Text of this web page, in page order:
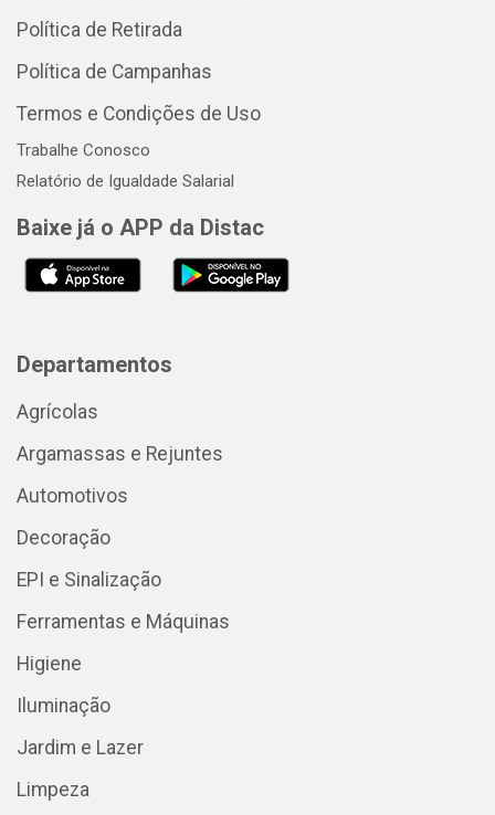
Política de Retirada
Política de Campanhas
Termos e Condições de Uso
Trabalhe Conosco
Relatório de Igualdade Salarial
Baixe já o APP da Distac
Departamentos
Agrícolas
Argamassas e Rejuntes
Automotivos
Decoração
EPI e Sinalização
Ferramentas e Máquinas
Higiene
Iluminação
Jardim e Lazer
Limpeza